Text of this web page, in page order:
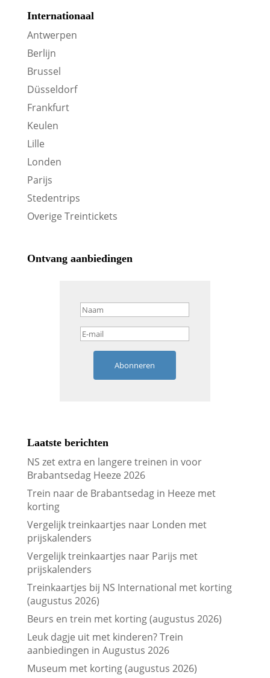
Internationaal
Antwerpen
Berlijn
Brussel
Düsseldorf
Frankfurt
Keulen
Lille
Londen
Parijs
Stedentrips
Overige Treintickets
Ontvang aanbiedingen
Abonneren
Laatste berichten
NS zet extra en langere treinen in voor
Brabantsedag Heeze 2026
Trein naar de Brabantsedag in Heeze met
korting
Vergelijk treinkaartjes naar Londen met
prijskalenders
Vergelijk treinkaartjes naar Parijs met
prijskalenders
Treinkaartjes bij NS International met korting
(augustus 2026)
Beurs en trein met korting (augustus 2026)
Leuk dagje uit met kinderen? Trein
aanbiedingen in Augustus 2026
Museum met korting (augustus 2026)